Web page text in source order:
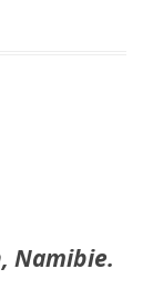
Namibie.